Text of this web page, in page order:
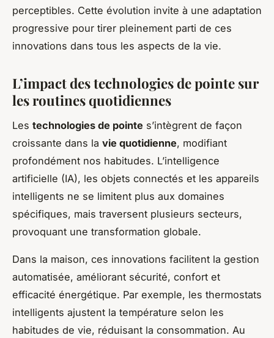
perceptibles. Cette évolution invite à une adaptation
progressive pour tirer pleinement parti de ces
innovations dans tous les aspects de la vie.
L’impact des technologies de pointe sur
les routines quotidiennes
Les technologies de pointe s’intègrent de façon
croissante dans la vie quotidienne, modifiant
profondément nos habitudes. L’intelligence
artificielle (IA), les objets connectés et les appareils
intelligents ne se limitent plus aux domaines
spécifiques, mais traversent plusieurs secteurs,
provoquant une transformation globale.
Dans la maison, ces innovations facilitent la gestion
automatisée, améliorant sécurité, confort et
efficacité énergétique. Par exemple, les thermostats
intelligents ajustent la température selon les
habitudes de vie, réduisant la consommation. Au